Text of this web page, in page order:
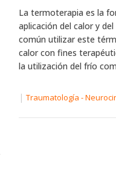
La termoterapia es la
aplicación del calor y
común utilizar este
calor con fines
la utilización del frío
| Traumatología -